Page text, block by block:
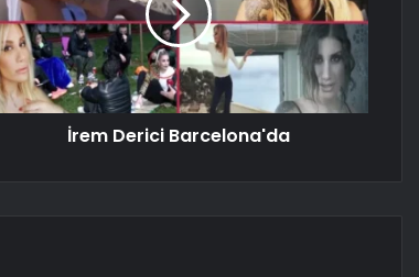
İrem Derici Barcelona'da